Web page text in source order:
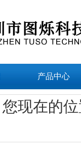
产品中心
您现在的